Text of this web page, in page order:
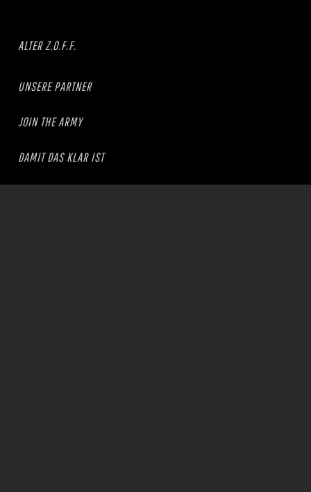
ALTER Z.O.F.F.
UNSERE PARTNER
JOIN THE ARMY
DAMIT DAS KLAR IST